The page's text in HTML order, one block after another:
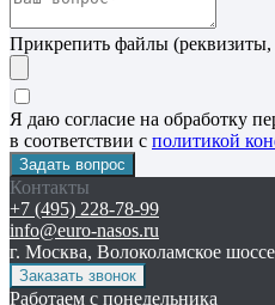
Прикрепить файлы
Я даю согласие на обработку
в соответствии с политикой
Контакты
+7 (495) 228-78-99
info@euro-nasos.ru
г. Москва, Волоколамское
Работаем с понедельника